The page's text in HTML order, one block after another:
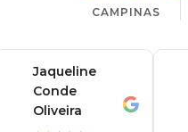
CAMPINAS
Jaqueline
Conde
Oliveira